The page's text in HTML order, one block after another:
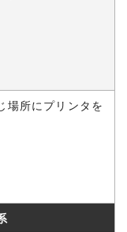
所にプリンタを